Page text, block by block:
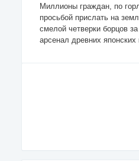
Миллионы граждан, по
просьбой прислать на
смелой четверки борцов
арсенал древних